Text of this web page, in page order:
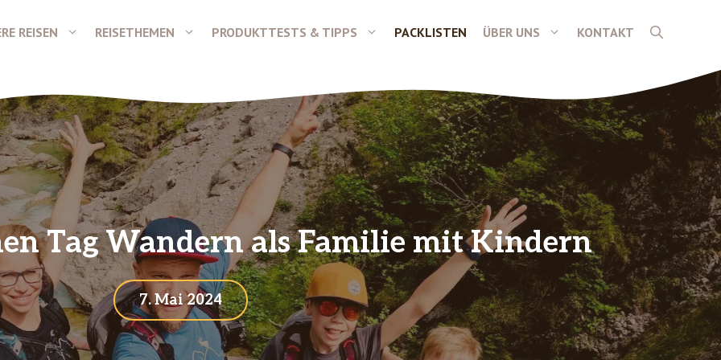
REISEN REISETHEMEN PRODUKTTESTS & TIPPS PACKLISTEN ÜBER UNS KONTAKT
Tag Wandern als Familie mit Kindern
7. Mai 2024